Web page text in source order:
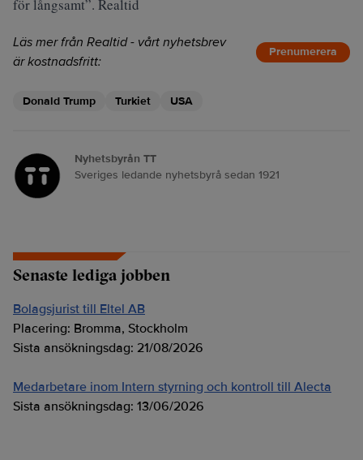
för långsamt”. Realtid
Läs mer från Realtid - vårt nyhetsbrev
är kostnadsfritt:
Prenumerera
Donald Trump Turkiet USA
Nyhetsbyrån TT
Sveriges ledande nyhetsbyrå sedan 1921
Senaste lediga jobben
Bolagsjurist till Eltel AB
Placering: Bromma, Stockholm
Sista ansökningsdag: 21/08/2026
Medarbetare inom Intern styrning och kontroll till Alecta
Sista ansökningsdag: 13/06/2026